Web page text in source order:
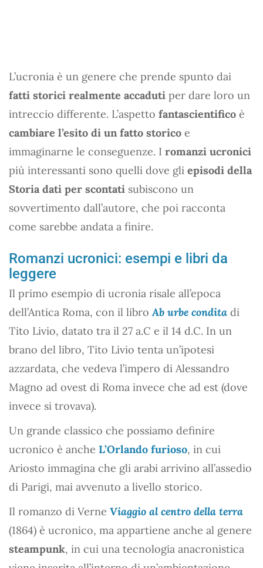
L’ucronia è un genere che prende spunto dai
fatti storici realmente accaduti per dare loro un
intreccio differente. L’aspetto fantascientifico è
cambiare l’esito di un fatto storico e
immaginarne le conseguenze. I romanzi ucronici
più interessanti sono quelli dove gli episodi della
Storia dati per scontati subiscono un
sovvertimento dall’autore, che poi racconta
come sarebbe andata a finire.
Romanzi ucronici: esempi e libri da
leggere
Il primo esempio di ucronia risale all’epoca
dell’Antica Roma, con il libroAb urbe condita di
Tito Livio, datato tra il 27 a.C e il 14 d.C. In un
brano del libro, Tito Livio tenta un’ipotesi
azzardata, che vedeva l’impero di Alessandro
Magno ad ovest di Roma invece che ad est (dove
invece si trovava).
Un grande classico che possiamo definire
ucronico è anche L’Orlando furioso, in cui
Ariosto immagina che gli arabi arrivino all’assedio
di Parigi, mai avvenuto a livello storico.
Il romanzo di Verne Viaggio al centro della terra
(1864) è ucronico, ma appartiene anche al genere
steampunk, in cui una tecnologia anacronistica